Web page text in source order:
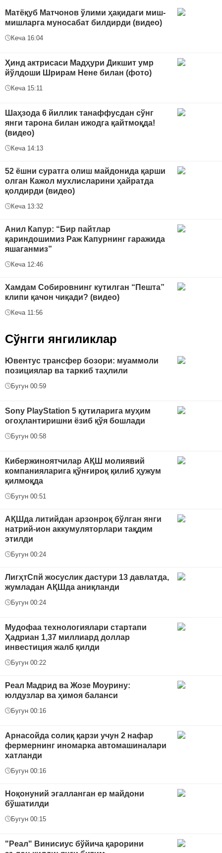
Матёқуб Матчонов ўлими ҳақидаги миш-
мишларга муносабат билдирди (видео)
Кеча 16:04
Ҳинд актрисаси Мадҳури Дикшит умр
йўлдоши Шрирам Нене билан (фото)
Кеча 15:11
Шаҳзода 6 йиллик танаффусдан сўнг
янги тарона билан ижодга қайтмоқда!
(видео)
Кеча 14:13
52 ёшни суратга олиш майдонида қарши
олган Кажол мухлисларини ҳайратда
қолдирди (видео)
Кеча 13:32
Анил Капур: “Бир пайтлар
қариндошимиз Раж Капурнинг гаражида
яшаганмиз”
Кеча 12:46
Хамдам Собировнинг кутилган “Пешта”
клипи қачон чиқади? (видео)
Кеча 11:56
Сўнгги янгиликлар
Ювентус трансфер бозори: муаммоли
позициялар ва таркиб таҳлили
Бугун 00:59
Sony PlayStation 5 қутиларига муҳим
огоҳлантиришни ёзиб қўя бошлади
Бугун 00:58
Кибержиноятчилар АҚШ молиявий
компанияларига қўнғироқ қилиб ҳужум
қилмоқда
Бугун 00:51
АҚШда литийдан арзонроқ бўлган янги
натрий-ион аккумуляторлари тақдим
этилди
Бугун 00:24
ЛигҳтСпй жосуслик дастури 13 давлатда,
жумладан АҚШда аниқланди
Бугун 00:24
Мудофаа технологиялари стартапи
Ҳадриан 1,37 миллиард доллар
инвестиция жалб қилди
Бугун 00:22
Реал Мадрид ва Жозе Моурину:
юлдузлар ва ҳимоя баланси
Бугун 00:16
Арнасойда солиқ қарзи учун 2 нафар
фермернинг иномарка автомашиналари
хатланди
Бугун 00:16
Ноқонуний эгалланган ер майдони
бўшатилди
Бугун 00:15
"Реал" Винисиус бўйича қарорини